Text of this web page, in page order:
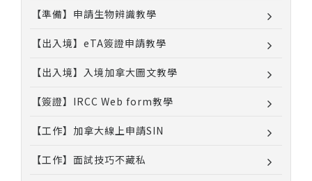
【準備】申請生物辨識教學
【出入境】eTA簽證申請教學
【出入境】入境加拿大圖文教學
【簽證】IRCC Web form教學
【工作】加拿大線上申請SIN
【工作】面試技巧不藏私